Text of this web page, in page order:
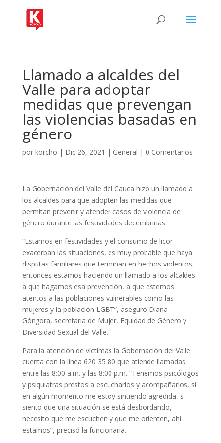
Llamado a alcaldes del
Valle para adoptar
medidas que prevengan
las violencias basadas en
género
por korcho | Dic 26, 2021 | General | 0 Comentarios
La Gobernación del Valle del Cauca hizo un llamado a
los alcaldes para que adopten las medidas que
permitan prevenir y atender casos de violencia de
género durante las festividades decembrinas.
“Estamos en festividades y el consumo de licor
exacerban las situaciones, es muy probable que haya
disputas familiares que terminan en hechos violentos,
entonces estamos haciendo un llamado a los alcaldes
a que hagamos esa prevención, a que estemos
atentos a las poblaciones vulnerables como las
mujeres y la población LGBT”, aseguró Diana
Góngora, secretaria de Mujer, Equidad de Género y
Diversidad Sexual del Valle.
Para la atención de víctimas la Gobernación del Valle
cuenta con la línea 620 35 80 que atiende llamadas
entre las 8:00 a.m. y las 8:00 p.m. “Tenemos psicólogos
y psiquiatras prestos a escucharlos y acompañarlos, si
en algún momento me estoy sintiendo agredida, si
siento que una situación se está desbordando,
necesito que me escuchen y que me orienten, ahí
estamos”, precisó la funcionaria.